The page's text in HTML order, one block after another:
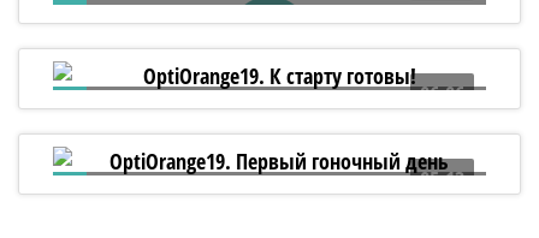
5 лет назад был заложен линейный
корабль «Полтава»!
06:06
OptiOrange19. К старту готовы!
05:13
OptiOrange19. Первый гоночный день